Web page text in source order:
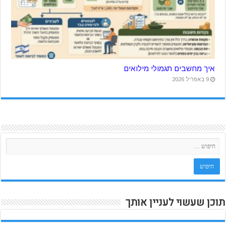
איך מחשבים תגמולי מילואים
9 באפריל 2026
תוכן שעשוי לעניין אותך